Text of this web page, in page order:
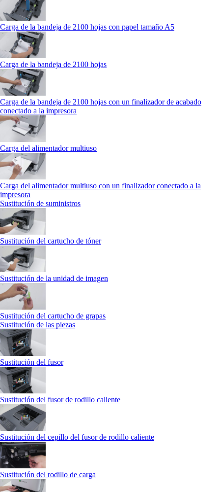
Carga de la bandeja de 2100 hojas con papel tamaño A5
Carga de la bandeja de 2100 hojas
Carga de la bandeja de 2100 hojas con un finalizador de acabado
conectado a la impresora
Carga del alimentador multiuso
Carga del alimentador multiuso con un finalizador conectado a la
impresora
Sustitución de suministros
Sustitución del cartucho de tóner
Sustitución de la unidad de imagen
Sustitución del cartucho de grapas
Sustitución de las piezas
Sustitución del fusor
Sustitución del fusor de rodillo caliente
Sustitución del cepillo del fusor de rodillo caliente
Sustitución del rodillo de carga